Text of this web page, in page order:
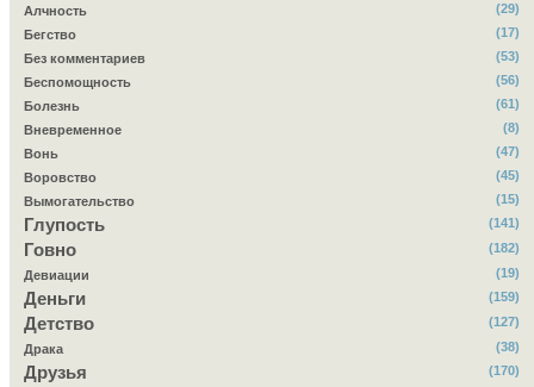
Алчность
(29)
Бегство
(17)
Без комментариев
(53)
Беспомощность
(56)
Болезнь
(61)
Вневременное
(8)
Вонь
(47)
Воровство
(45)
Вымогательство
(15)
Глупость (141)
Говно
(182)
Девиации
(19)
Деньги (159)
Детство
(127)
Драка
(38)
Друзья (170)